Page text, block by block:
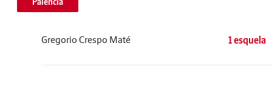
Gregorio Crespo Maté 1 esquela